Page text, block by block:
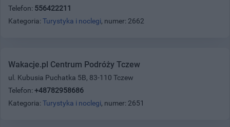
Telefon: 556422211
Kategoria: Turystyka i noclegi, numer: 2662
Wakacje.pl Centrum Podróży Tczew
ul. Kubusia Puchatka 5B, 83-110 Tczew
Telefon: +48782958686
Kategoria: Turystyka i noclegi, numer: 2651